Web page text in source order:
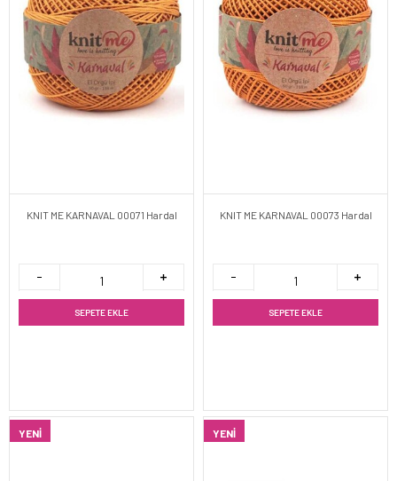
KNIT ME KARNAVAL 00071 Hardal
SEPETE EKLE
KNIT ME KARNAVAL 00073 Hardal
SEPETE EKLE
YENI YENI